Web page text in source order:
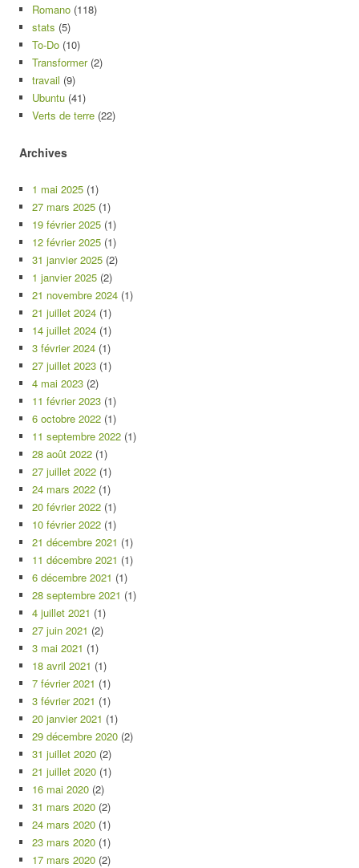
Romano (118)
stats (5)
To-Do (10)
Transformer(2)
travail (9)
Ubuntu (41)
Verts de terre (22)
Archives
1 mai 2025 (1)
27 mars 2025 (1)
19 février 2025 (1)
12 février 2025 (1)
31 janvier 2025 (2)
1 janvier 2025 (2)
21 novembre 2024 (1)
21 juillet 2024 (1)
14 juillet 2024 (1)
3 février 2024 (1)
27 juillet 2023 (1)
4 mai 2023 (2)
11 février 2023 (1)
6 octobre 2022 (1)
11 septembre 2022 (1)
28 août 2022 (1)
27 juillet 2022 (1)
24 mars 2022 (1)
20 février 2022 (1)
10 février 2022 (1)
21 décembre 2021 (1)
11 décembre 2021 (1)
6 décembre 2021 (1)
28 septembre 2021 (1)
4 juillet 2021 (1)
27 juin 2021 (2)
3 mai 2021 (1)
18 avril 2021 (1)
7 février 2021 (1)
3 février 2021 (1)
20 janvier 2021 (1)
29 décembre 2020 (2)
31 juillet 2020 (2)
21 juillet 2020 (1)
16 mai 2020 (2)
31 mars 2020 (2)
24 mars 2020 (1)
23 mars 2020 (1)
17 mars 2020 (2)